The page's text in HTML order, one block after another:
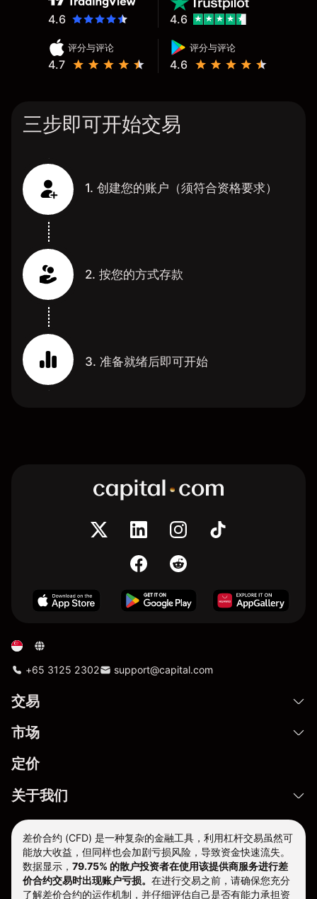
4.6
评分与评论
4.7
评分与评论
4.6
4.6
三步即可开始交易
1. 创建您的账户（须符合资格要求）
2. 按您的方式存款
3. 准备就绪后即可开始
+65 3125 2302 support@capital.com
交易
市场
定价
关于我们
差价合约 (CFD) 是一种复杂的金融工具，利用杠杆交易虽然可
能放大收益，但同样也会加剧亏损风险，导致资金快速流失。
数据显示， 79.75% 的散户投资者在使用该提供商服务进行差
价合约交易时出现账户亏损。 在进行交易之前，请确保您充分
了解差价合约的运作机制，并仔细评估自己是否有能力承担资